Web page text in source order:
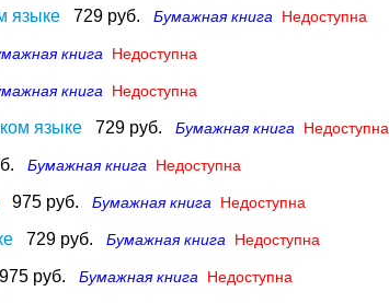
языке 729 руб. Бумажная книга Недоступна
книга Недоступна
книга Недоступна
языке 729 руб. Бумажная книга Недоступна
Бумажная книга Недоступна
975 руб. Бумажная книга Недоступна
729 руб. Бумажная книга Недоступна
975 руб. Бумажная книга Недоступна